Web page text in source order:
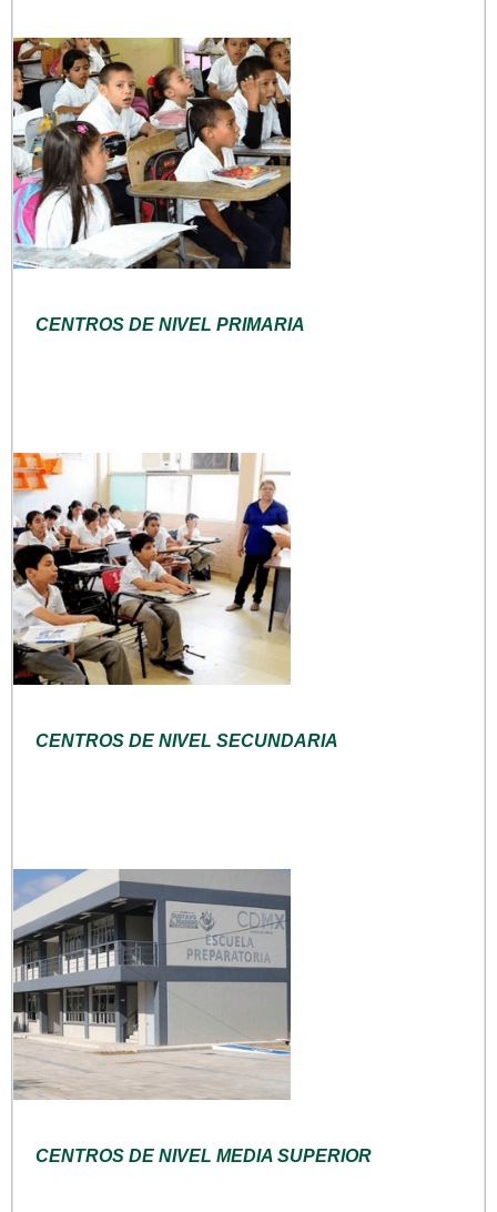
CENTROS DE NIVEL PRIMARIA
CENTROS DE NIVEL SECUNDARIA
CENTROS DE NIVEL MEDIA SUPERIOR